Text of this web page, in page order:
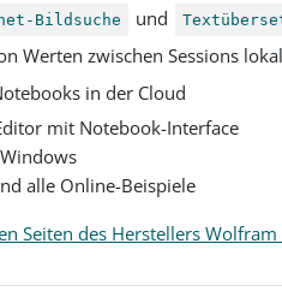
Bildsuche und
Werten zwischen Sessions
in der Cloud
mit Notebook-Interface
alle Online-Beispiele
Seiten des Herstellers Wolfram